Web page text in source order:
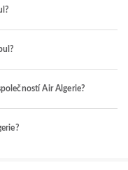
Air Algerie?